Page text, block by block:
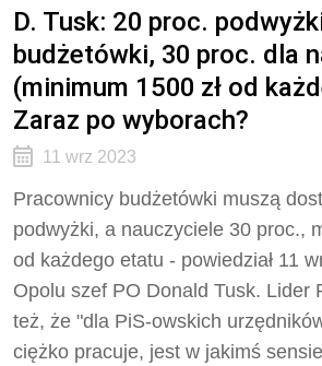
D. Tusk: 20 proc.
budżetówki, 30 proc. dla
(minimum 1500 zł od
Zaraz po wyborach?
11 wrz 2023
Pracownicy budżetówki muszą
podwyżki, a nauczyciele 30 proc.,
od każdego etatu - powiedział 11
Opolu szef PO Donald Tusk. Lider
też, że "dla PiS-owskich
ciężko pracuje, jest w jakimś